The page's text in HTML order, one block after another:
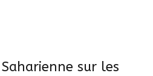
sur les